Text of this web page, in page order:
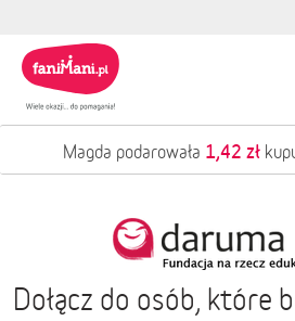
Magda podarowała 1,42 zł
Dołącz do osób, które